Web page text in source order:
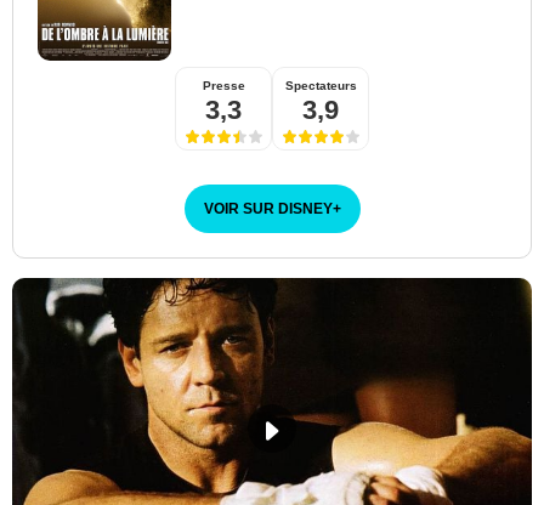
Presse
3,3
Spectateurs
3,9
VOIR SUR DISNEY+